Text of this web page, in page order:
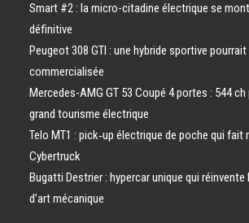
Smart #2 : la micro-citadine électrique se
définitive
Peugeot 308 GTI : une hybride sportive pourrait
commercialisée
Mercedes-AMG GT 53 Coupé 4 portes : 544
grand tourisme électrique
Telo MT1 : pick‑up électrique de poche qui fait
Cybertruck
Bugatti Destrier : hypercar unique qui
d’art mécanique